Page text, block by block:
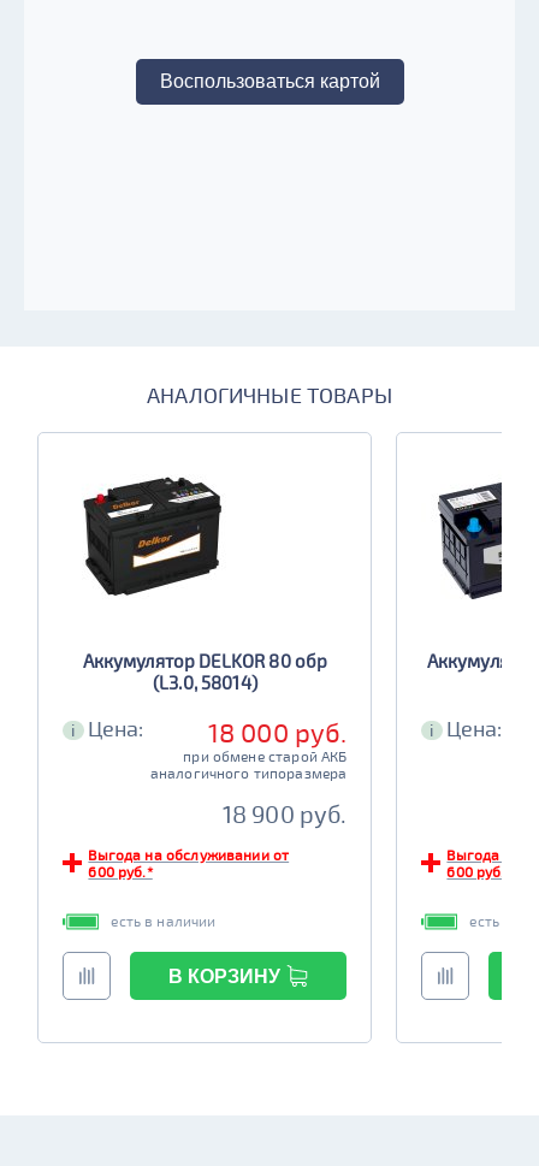
Воспользоваться картой
АНАЛОГИЧНЫЕ ТОВАРЫ
Аккумулятор DELKOR 80 обр
(L3.0, 58014)
i Цена: 18 000 руб.
при обмене старой АКБ
аналогичного типоразмера
18 900 руб.
Выгода на обслуживании от
600 руб.*
есть в наличии
В КОРЗИНУ
i Цена:
Выгода на
600 руб.*
есть в